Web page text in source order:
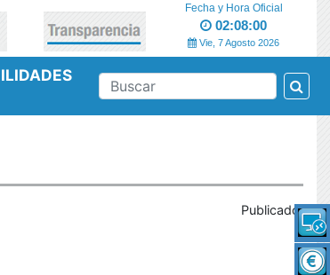
Fecha y Hora Oficial
02:08:00
Vie, 7 Agosto 2026
BUSCAR
Publicado: